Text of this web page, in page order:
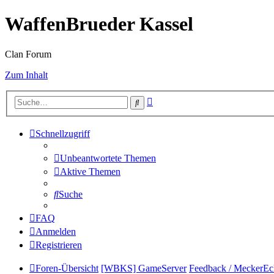
WaffenBrueder Kassel
Clan Forum
Zum Inhalt
Suche
Schnellzugriff
Unbeantwortete Themen
Aktive Themen
Suche
FAQ
Anmelden
Registrieren
Foren-Übersicht [WBKS] GameServer Feedback /